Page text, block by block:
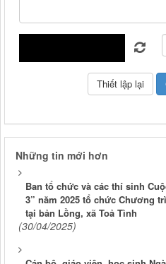
Những tin mới hơn
Ban tổ chức và các thí sinh
3” năm 2025 tổ chức Chương
tại bản Lồng, xã Toả Tình
(30/04/2025)